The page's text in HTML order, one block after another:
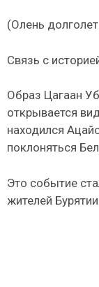
(Олень
Связь с
Образ Цагаан
открывается
находился
поклоняться
Это событие
жителей